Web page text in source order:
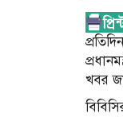
খবর